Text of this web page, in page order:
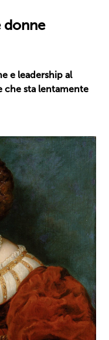
donne
e leadership al
che sta lentamente